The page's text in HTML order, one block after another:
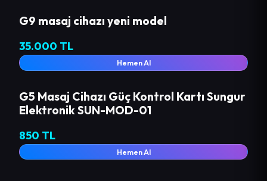
G9 masaj cihazı yeni model
35.000 TL
Hemen Al
G5 Masaj Cihazı Güç Kontrol Kartı Sungur
Elektronik SUN-MOD-01
850 TL
Hemen Al